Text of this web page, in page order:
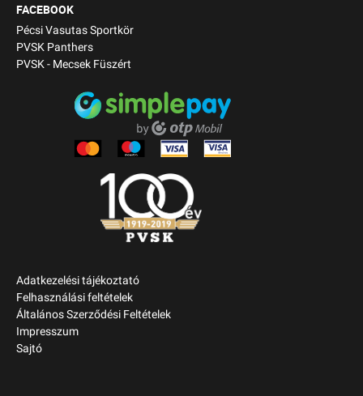
FACEBOOK
Pécsi Vasutas Sportkör
PVSK Panthers
PVSK - Mecsek Füszért
Adatkezelési tájékoztató
Felhasználási feltételek
Általános Szerződési Feltételek
Impresszum
Sajtó